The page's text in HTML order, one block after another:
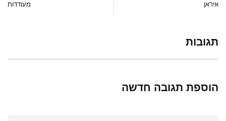
איראן
מעודדות
תגובות
הוספת תגובה חדשה